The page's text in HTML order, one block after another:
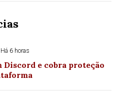
Há 6 horas
Discord e cobra proteção